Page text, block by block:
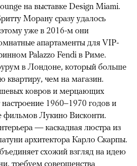
на выставке Design Miami.
Морану сразу удалось
уже в 2016-м они
апартаменты для VIP-
Palazzo Fendi в Риме.
в Лондоне, который больше
квартиру, чем на магазин.
ковров и мерцающих
настроение 1960–1970 годов и
фильмов Лукино Висконти.
— каскадная люстра из
архитектора Карло Скарпы.
схожий взгляд на идею
требуем совершенства